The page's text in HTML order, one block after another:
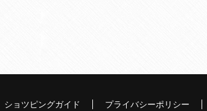
ショツピングガイド プライバシーポリシー